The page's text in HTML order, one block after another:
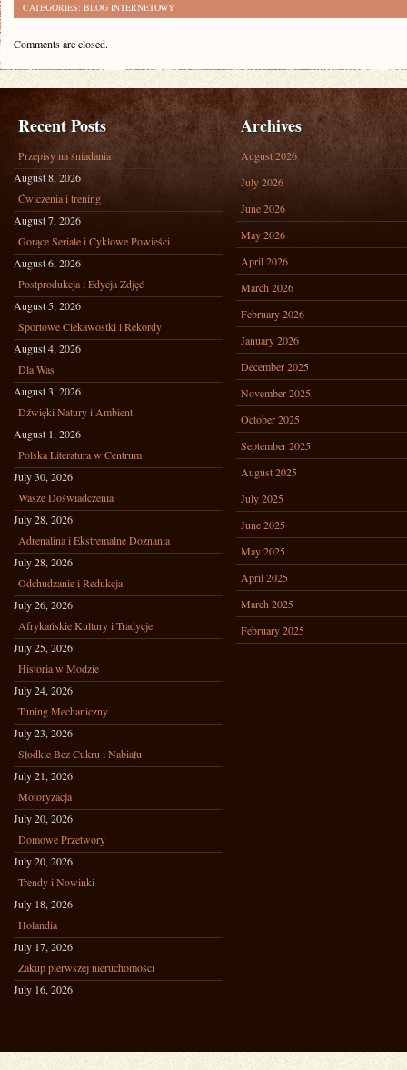
CATEGORIES: BLOG INTERNETOWY
Comments are closed.
Recent Posts
Przepisy na śniadania
August 8, 2026
Ćwiczenia i trening
August 7, 2026
Gorące Seriale i Cyklowe Powieści
August 6, 2026
Postprodukcja i Edycja Zdjęć
August 5, 2026
Sportowe Ciekawostki i Rekordy
August 4, 2026
Dla Was
August 3, 2026
Dźwięki Natury i Ambient
August 1, 2026
Polska Literatura w Centrum
July 30, 2026
Wasze Doświadczenia
July 28, 2026
Adrenalina i Ekstremalne Doznania
July 28, 2026
Odchudzanie i Redukcja
July 26, 2026
Afrykańskie Kultury i Tradycje
July 25, 2026
Historia w Modzie
July 24, 2026
Tuning Mechaniczny
July 23, 2026
Słodkie Bez Cukru i Nabiału
July 21, 2026
Motoryzacja
July 20, 2026
Domowe Przetwory
July 20, 2026
Trendy i Nowinki
July 18, 2026
Holandia
July 17, 2026
Zakup pierwszej nieruchomości
July 16, 2026
Archives
August 2026
July 2026
June 2026
May 2026
April 2026
March 2026
February 2026
January 2026
December 2025
November 2025
October 2025
September 2025
August 2025
July 2025
June 2025
May 2025
April 2025
March 2025
February 2025